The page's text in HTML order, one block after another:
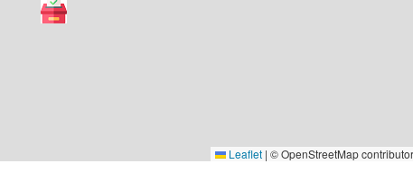
Leaflet | © OpenStreetMap